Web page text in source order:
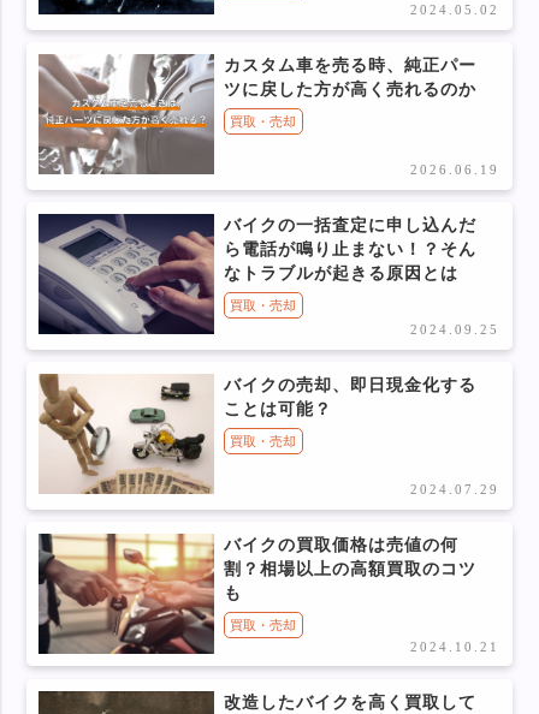
2024.05.02
カスタム車を売る時、純正パー
ツに戻した方が高く売れるのか
買取・売却
2026.06.19
バイクの一括査定に申し込んだ
ら電話が鳴り止まない！？そん
なトラブルが起きる原因とは
買取・売却
2024.09.25
バイクの売却、即日現金化する
ことは可能？
買取・売却
2024.07.29
バイクの買取価格は売値の何
割？相場以上の高額買取のコツ
も
買取・売却
2024.10.21
改造したバイクを高く買取して